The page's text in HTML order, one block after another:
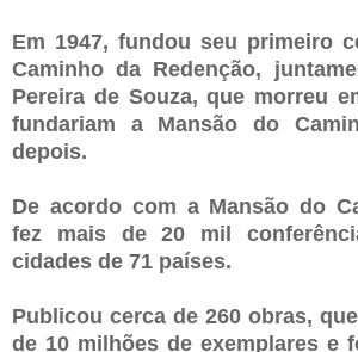
Em 1947, fundou seu primeiro
Caminho da Redenção,
Pereira de Souza, que morreu
fundariam a Mansão do
depois.
De acordo com a Mansão do
fez mais de 20 mil
cidades de 71 países.
Publicou cerca de 260 obras,
de 10 milhões de exemplares e